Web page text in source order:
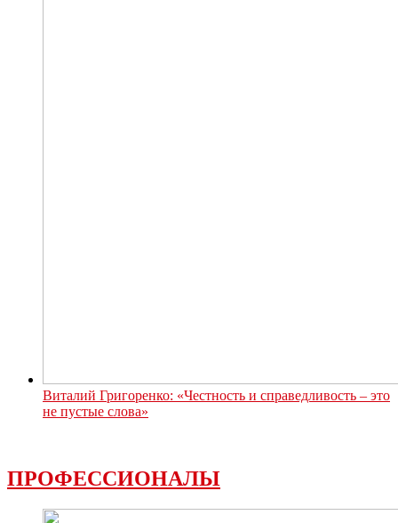
Виталий Григоренко: «Честность и справедливость – это
не пустые слова»
ПРОФЕССИОНАЛЫ